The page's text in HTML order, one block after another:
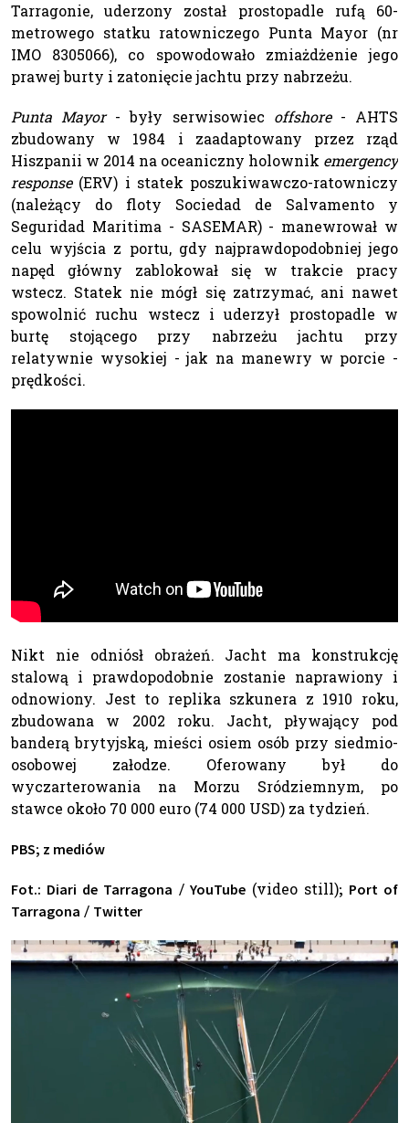
Tarragonie, uderzony został prostopadle rufą 60-
metrowego statku ratowniczego Punta Mayor (nr
IMO 8305066), co spowodowało zmiażdżenie jego
prawej burty i zatonięcie jachtu przy nabrzeżu.
Punta Mayor- były serwisowiec offshore- AHTS
zbudowany w 1984 i zaadaptowany przez rząd
Hiszpanii w 2014 na oceaniczny holownik emergency
response(ERV) i statek poszukiwawczo-ratowniczy
(należący do floty Sociedad de Salvamento y
Seguridad Maritima - SASEMAR) - manewrował w
celu wyjścia z portu, gdy najprawdopodobniej jego
napęd główny zablokował się w trakcie pracy
wstecz. Statek nie mógł się zatrzymać, ani nawet
spowolnić ruchu wstecz i uderzył prostopadle w
burtę stojącego przy nabrzeżu jachtu przy
relatywnie wysokiej - jak na manewry w porcie -
prędkości.
Nikt nie odniósł obrażeń. Jacht ma konstrukcję
stalową i prawdopodobnie zostanie naprawiony i
odnowiony. Jest to replika szkunera z 1910 roku,
zbudowana w 2002 roku. Jacht, pływający pod
banderą brytyjską, mieści osiem osób przy siedmio-
osobowej załodze. Oferowany był do
wyczarterowania na Morzu Sródziemnym, po
stawce około 70 000 euro (74 000 USD) za tydzień.
PBS; z mediów
Fot.: Diari de Tarragona /YouTube (video still); Port of
Tarragona / Twitter